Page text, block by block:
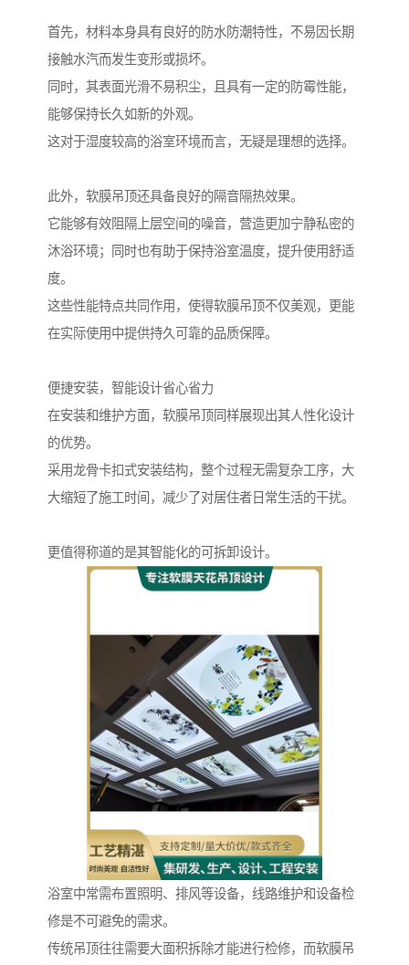
首先，材料本身具有良好的防水防潮特性，不易因长期
接触水汽而发生变形或损坏。
同时，其表面光滑不易积尘，且具有一定的防霉性能，
能够保持长久如新的外观。
这对于湿度较高的浴室环境而言，无疑是理想的选择。
此外，软膜吊顶还具备良好的隔音隔热效果。
它能够有效阻隔上层空间的噪音，营造更加宁静私密的
沐浴环境；同时也有助于保持浴室温度，提升使用舒适
度。
这些性能特点共同作用，使得软膜吊顶不仅美观，更能
在实际使用中提供持久可靠的品质保障。
便捷安装，智能设计省心省力
在安装和维护方面，软膜吊顶同样展现出其人性化设计
的优势。
采用龙骨卡扣式安装结构，整个过程无需复杂工序，大
大缩短了施工时间，减少了对居住者日常生活的干扰。
更值得称道的是其智能化的可拆卸设计。
浴室中常需布置照明、排风等设备，线路维护和设备检
修是不可避免的需求。
传统吊顶往往需要大面积拆除才能进行检修，而软膜吊